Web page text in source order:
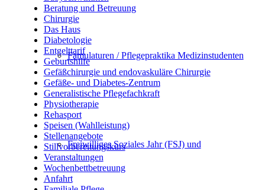
Famulaturen / Pflegepraktika Medizinstudenten
Freiwilliges Soziales Jahr (FSJ) und
Beratung und Betreuung
Chirurgie
Das Haus
Diabetologie
Entgelttarif
Geburtshilfe
Gefäßchirurgie und endovaskuläre Chirurgie
Gefäße- und Diabetes-Zentrum
Generalistische Pflegefachkraft
Physiotherapie
Rehasport
Speisen (Wahlleistung)
Stellenangebote
Stillvorbereitungskurs
Veranstaltungen
Wochenbettbetreuung
Anfahrt